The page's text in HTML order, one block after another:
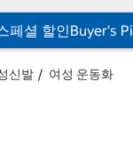
페셜 할인Buyer's
신발 여성 운동화